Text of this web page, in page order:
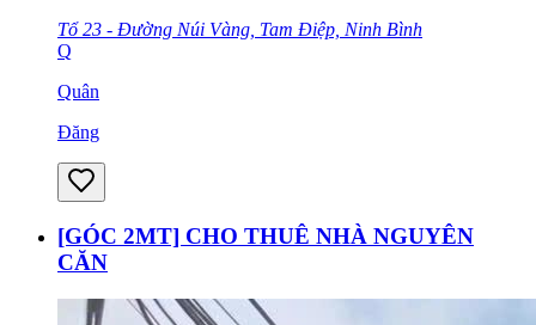
Tổ 23 - Đường Núi Vàng, Tam Điệp, Ninh Bình
Q
Quân
Đăng
[GÓC 2MT] CHO THUÊ NHÀ NGUYÊN
CĂN